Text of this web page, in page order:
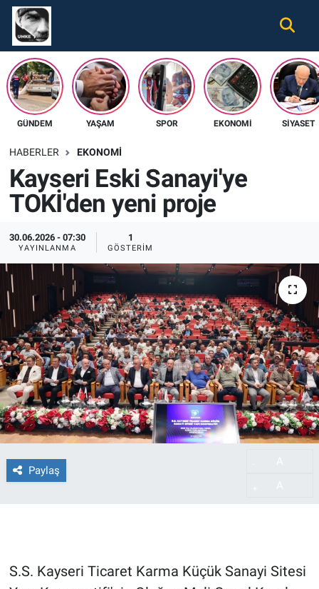
GÜNDEM YAŞAM SPOR EKONOMI SIYASET
HABERLER EKONOMI
Kayseri Eski Sanayi'ye
TOKİ'den yeni proje
30.06.2026 - 07:30
YAYINLANMA
1
GÖSTERIM
Paylaş
S.S. Kayseri Ticaret Karma Küçük Sanayi Sitesi
Gündem
Ekonomi
Spor
Tüm Haberler
İletişim
Künye
Nöbetçi Eczaneler
Hava Durumu
Namaz Vakitleri
Süper Lig Puan Durumu ve Fikstür
Tüm Manşetler
Son Dakika Haberleri
Haber Arşivi